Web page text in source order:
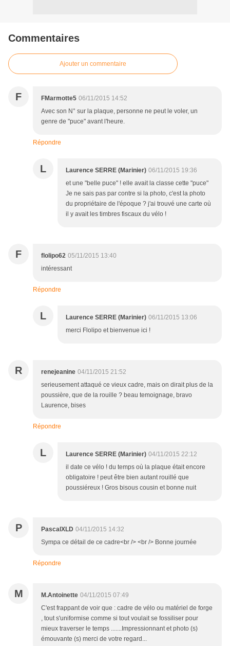
Commentaires
Ajouter un commentaire
F FMarmotte5 06/11/2015 14:52
Avec son N° sur la plaque, personne ne peut le voler, un
genre de "puce" avant l'heure.
Répondre
L Laurence SERRE (Marinier) 06/11/2015 19:36
et une "belle puce" ! elle avait la classe cette "puce"
Je ne sais pas par contre si la photo, c'est la photo
du propriétaire de l'époque ? j'ai trouvé une carte où
il y avait les timbres fiscaux du vélo !
F flolipo62 05/11/2015 13:40
intéressant
Répondre
L Laurence SERRE (Marinier) 06/11/2015 13:06
merci Flolipo et bienvenue ici !
R renejeanine 04/11/2015 21:52
serieusement attaqué ce vieux cadre, mais on dirait plus de la
poussière, que de la rouille ? beau temoignage, bravo
Laurence, bises
Répondre
L Laurence SERRE (Marinier) 04/11/2015 22:12
il date ce vélo ! du temps où la plaque était encore
obligatoire ! peut être bien autant rouillé que
poussiéreux ! Gros bisous cousin et bonne nuit
P PascalXLD 04/11/2015 14:32
Sympa ce détail de ce cadre<br /> <br /> Bonne journée
Répondre
M M.Antoinette 04/11/2015 07:49
C'est frappant de voir que : cadre de vélo ou matériel de forge
, tout s'uniformise comme si tout voulait se fossiliser pour
mieux traverser le temps .......Impressionnant et photo (s)
émouvante (s) merci de votre regard...